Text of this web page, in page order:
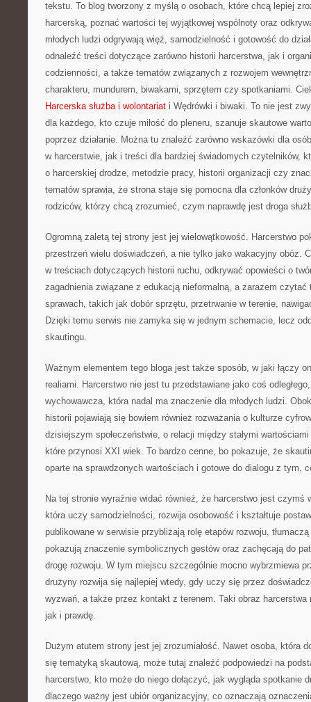
tekstu. To blog tworzony z myślą o osobach, które chcą lepiej
harcerską, poznać wartości tej wyjątkowej wspólnoty oraz
młodych ludzi odgrywają więź, samodzielność i gotowość do
odnaleźć treści dotyczące zarówno historii harcerstwa, jak i
codzienności, a także tematów związanych z rozwojem
charakteru, mundurem, biwakami, sprzętem czy spotkaniami.
Harcerska służba i wolontariat i Wędrówki i biwaki. To nie jest
dla każdego, kto czuje miłość do pleneru, szanuje skautowe
poprzez działanie. Można tu znaleźć zarówno wskazówki dla
w harcerstwie, jak i treści dla bardziej świadomych czytelników,
o harcerskiej drodze, metodzie pracy, historii organizacji czy
tematów sprawia, że strona staje się pomocna dla członków
rodziców, którzy chcą zrozumieć, czym naprawdę jest droga
Ogromną zaletą tej strony jest jej wielowątkowość. Harcerstwo
przestrzeń wielu doświadczeń, a nie tylko jako wakacyjny obóz.
w treściach dotyczących historii ruchu, odkrywać opowieści o
zagadnienia związane z edukacją nieformalną, a zarazem
sprawach, takich jak dobór sprzętu, przetrwanie w terenie,
Dzięki temu serwis nie zamyka się w jednym schemacie, lecz
skautingu.
Ważnym elementem tego bloga jest także sposób, w jaki łączy
realiami. Harcerstwo nie jest tu przedstawiane jako coś
wychowawcza, która nadal ma znaczenie dla młodych ludzi.
historii pojawiają się bowiem również rozważania o kulturze
dzisiejszym społeczeństwie, o relacji między stałymi
które przynosi XXI wiek. To bardzo cenne, bo pokazuje, że
oparte na sprawdzonych wartościach i gotowe do dialogu z tym,
Na tej stronie wyraźnie widać również, że harcerstwo jest czymś
która uczy samodzielności, rozwija osobowość i kształtuje
publikowane w serwisie przybliżają rolę etapów rozwoju,
pokazują znaczenie symbolicznych gestów oraz zachęcają do
drogę rozwoju. W tym miejscu szczególnie mocno wybrzmiewa
drużyny rozwija się najlepiej wtedy, gdy uczy się przez
wyzwań, a także przez kontakt z terenem. Taki obraz harcerstwa
jak i prawdę.
Dużym atutem strony jest jej zrozumiałość. Nawet osoba, która
się tematyką skautową, może tutaj znaleźć podpowiedzi na
harcerstwo, kto może do niego dołączyć, jak wygląda spotkanie
dlaczego ważny jest ubiór organizacyjny, co oznaczają